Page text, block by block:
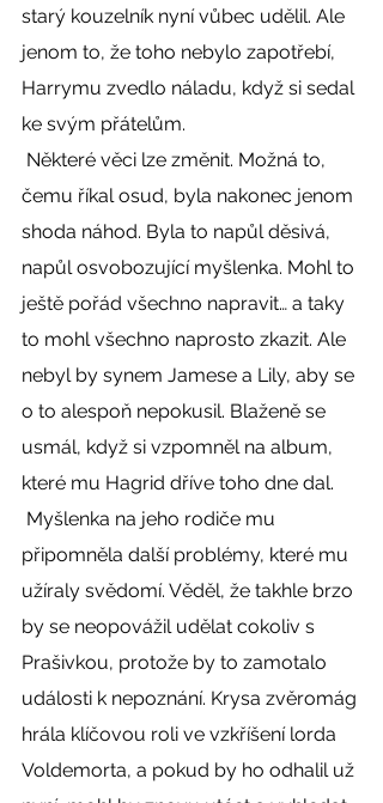
starý kouzelník nyní vůbec udělil. Ale
jenom to, že toho nebylo zapotřebí,
Harrymu zvedlo náladu, když si sedal
ke svým přátelům.
čemu říkal osud, byla nakonec jenom
shoda náhod. Byla to napůl děsivá,
napůl osvobozující myšlenka. Mohl to
ještě pořád všechno napravit… a taky
to mohl všechno naprosto zkazit. Ale
nebyl by synem Jamese a Lily, aby se
o to alespoň nepokusil. Blaženě se
usmál, když si vzpomněl na album,
které mu Hagrid dříve toho dne dal.
připomněla další problémy, které mu
užíraly svědomí. Věděl, že takhle brzo
by se neopovážil udělat cokoliv s
Prašivkou, protože by to zamotalo
události k nepoznání. Krysa zvěromág
hrála klíčovou roli ve vzkříšení lorda
Voldemorta, a pokud by ho odhalil už